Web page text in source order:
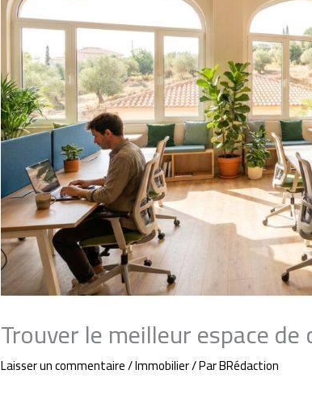
Trouver le meilleur espace
Laisser un commentaire/Immobilier/ ParBRédaction